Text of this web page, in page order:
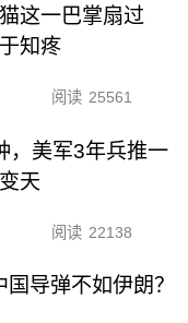
这一巴掌扇过
知疼
阅读 25561
，美军3年兵推一
天
阅读 22138
导弹不如伊朗？